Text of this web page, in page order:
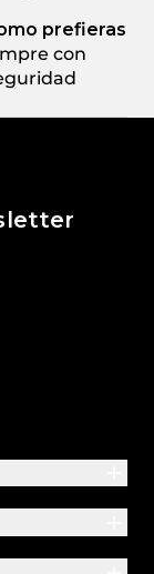
prefieras
con